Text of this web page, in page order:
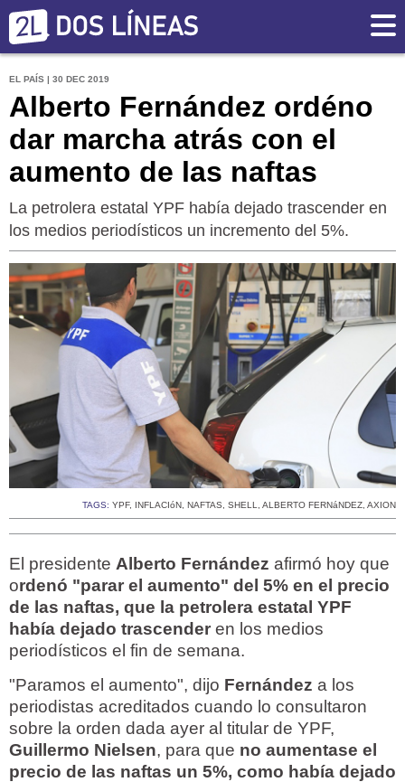
EL PAÍS | 30 DEC 2019
Alberto Fernández ordéno
dar marcha atrás con el
aumento de las naftas
La petrolera estatal YPF había dejado trascender en
los medios periodísticos un incremento del 5%.
TAGS: YPF, INFLACIóN, NAFTAS, SHELL, ALBERTO FERNáNDEZ, AXION
El presidente Alberto Fernández afirmó hoy que
ordenó "parar el aumento" del 5% en el precio
de las naftas, que la petrolera estatal YPF
había dejado trascender en los medios
periodísticos el fin de semana.
"Paramos el aumento", dijo Fernández a los
periodistas acreditados cuando lo consultaron
sobre la orden dada ayer al titular de YPF,
Guillermo Nielsen, para que no aumentase el
precio de las naftas un 5%, como había dejado